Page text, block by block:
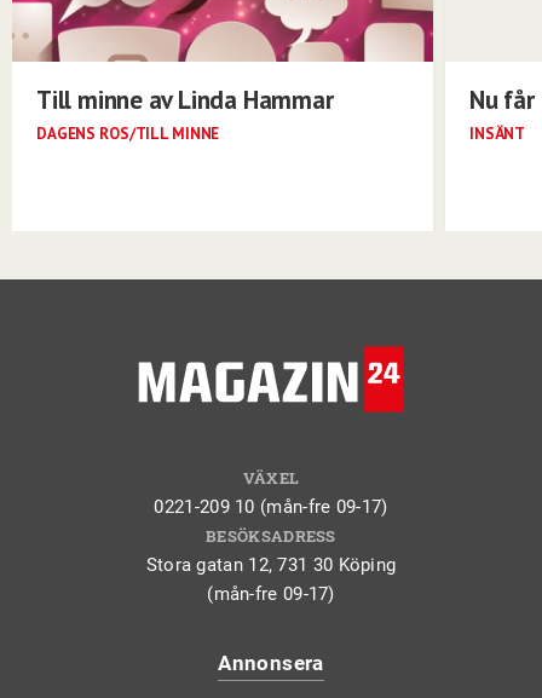
Till minne av Linda Hammar
DAGENS ROS/TILL MINNE
Nu
INSÄNT
VÄXEL
0221-209 10 (mån-fre 09-17)
BESÖKSADRESS
Stora gatan 12, 731 30 Köping
(mån-fre 09-17)
Annonsera